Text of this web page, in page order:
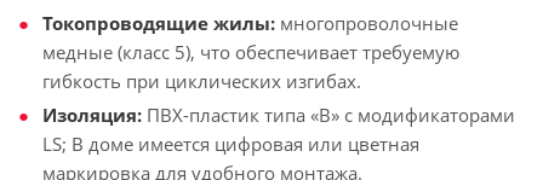
Токопроводящие жилы: многопроволочные
медные (класс 5), что обеспечивает требуемую
гибкость при циклических изгибах.
Изоляция: ПВХ-пластик типа «В» с модификаторами
LS; В доме имеется цифровая или цветная
маркировка для удобного монтажа.